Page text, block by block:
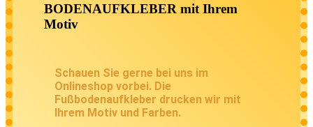
BODENAUFKLEBER mit Ihrem
Motiv
Schauen Sie gerne bei uns im
Onlineshop vorbei. Die
Fußbodenaufkleber drucken wir mit
Ihrem Motiv und Farben.